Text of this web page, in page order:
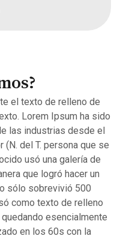
el texto de relleno de
Lorem Ipsum ha sido
las industrias desde el
(N. del T. persona que se
usó una galería de
que logró hacer un
sólo sobrevivió 500
como texto de relleno
esencialmente
en los 60s con la